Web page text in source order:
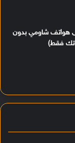
هواتف شاومي بدون
فقط)